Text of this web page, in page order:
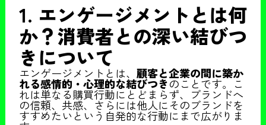
1. エンゲージメントとは何
か？消費者との深い結びつ
きについて
エンゲージメントとは、 顧客と企業の間に築か
れる感情的・心理的な結びつきのことです。こ
れは単なる購買行動にとどまらず、ブランドへ
の信頼、共感、さらには他人にそのブランドを
すすめたいという自発的な行動にまで広がりま